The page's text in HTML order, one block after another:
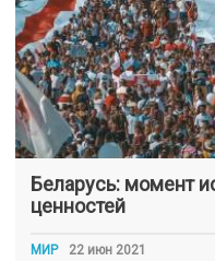
Беларусь: момент
ценностей
МИР 22 июн 2021